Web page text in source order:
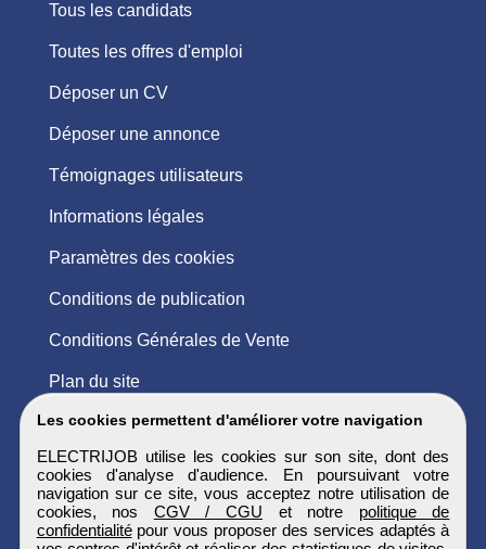
Les cookies permettent d'améliorer votre navigation
ELECTRIJOB utilise les cookies sur son site, dont des
cookies d'analyse d'audience. En poursuivant votre
navigation sur ce site, vous acceptez notre utilisation de
cookies, nos CGV / CGU et notre politique de
confidentialitépour vous proposer des services adaptés à
Tous les candidats
Toutes les offres d'emploi
Déposer un CV
Déposer une annonce
Témoignages utilisateurs
Informations légales
Paramètres des cookies
Conditions de publication
Conditions Générales de Vente
Plan du site